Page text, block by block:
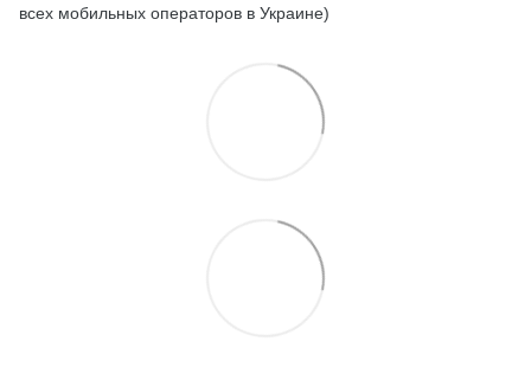
всех мобильных операторов в Украине)